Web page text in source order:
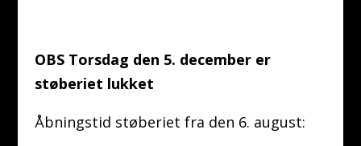
OBS Torsdag den 5. december er
støberiet lukket
Åbningstid støberiet fra den 6. august: